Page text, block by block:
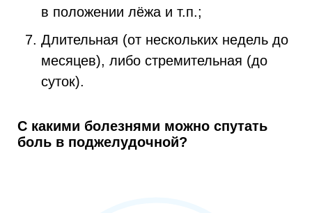
в положении лёжа и т.п.;
Длительная (от нескольких недель до
месяцев), либо стремительная (до
суток).
С какими болезнями можно спутать
боль в поджелудочной?